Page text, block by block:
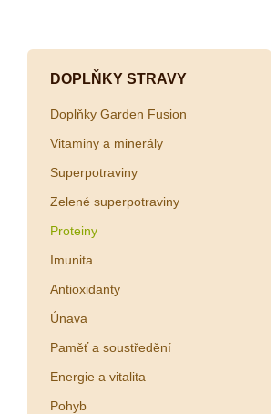
Kombuchy
Energetické nápoje
Ostatní nápoje
DOPLŇKY STRAVY
Doplňky Garden Fusion
Vitaminy a minerály
Superpotraviny
Zelené superpotraviny
Proteiny
Imunita
Antioxidanty
Únava
Paměť a soustředění
Energie a vitalita
Pohyb